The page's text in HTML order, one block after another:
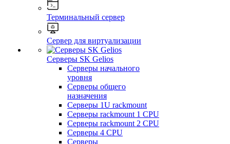
Терминальный сервер
Сервер для виртуализации
Серверы SK Gelios
Серверы начального
уровня
Серверы общего
назначения
Серверы 1U rackmount
Серверы rackmount 1 CPU
Серверы rackmount 2 CPU
Серверы 4 CPU
Серверы